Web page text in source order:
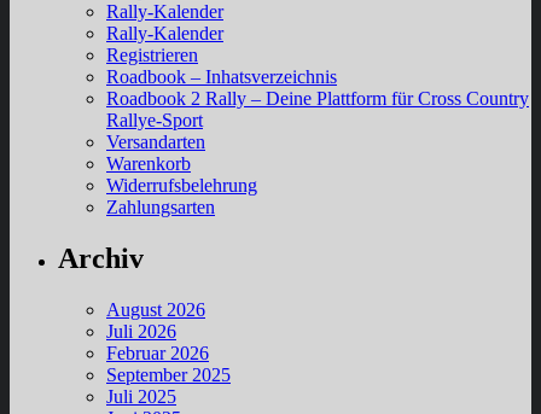
Rally-Kalender
Rally-Kalender
Registrieren
Roadbook – Inhatsverzeichnis
Roadbook 2 Rally – Deine Plattform für Cross Country
Rallye-Sport
Versandarten
Warenkorb
Widerrufsbelehrung
Zahlungsarten
Archiv
August 2026
Juli 2026
Februar 2026
September 2025
Juli 2025